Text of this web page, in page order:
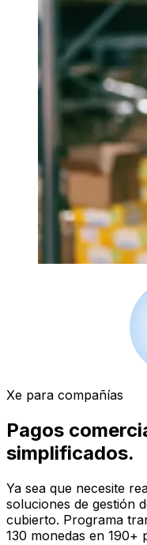
Xe para compañías
Pagos
simplificados.
Ya sea que necesite
soluciones de gestión
cubierto. Programa
130 monedas en 190+